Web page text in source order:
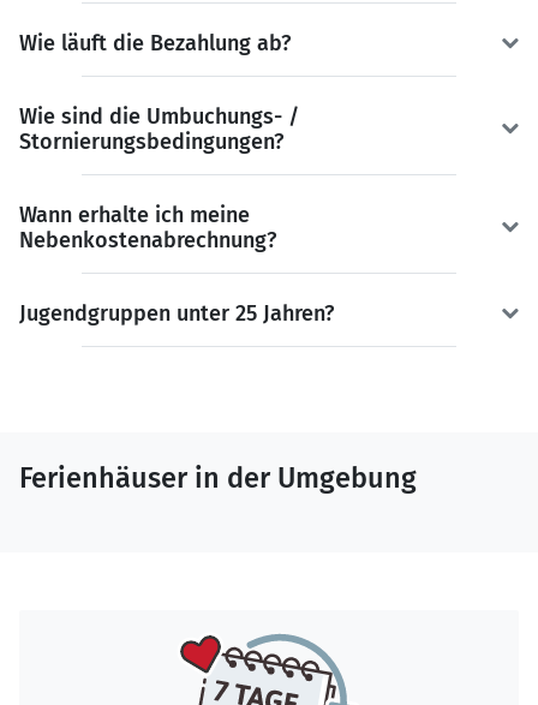
Wie läuft die Bezahlung ab?
Wie sind die Umbuchungs- /
Stornierungsbedingungen?
Wann erhalte ich meine
Nebenkostenabrechnung?
Jugendgruppen unter 25 Jahren?
Ferienhäuser in der Umgebung